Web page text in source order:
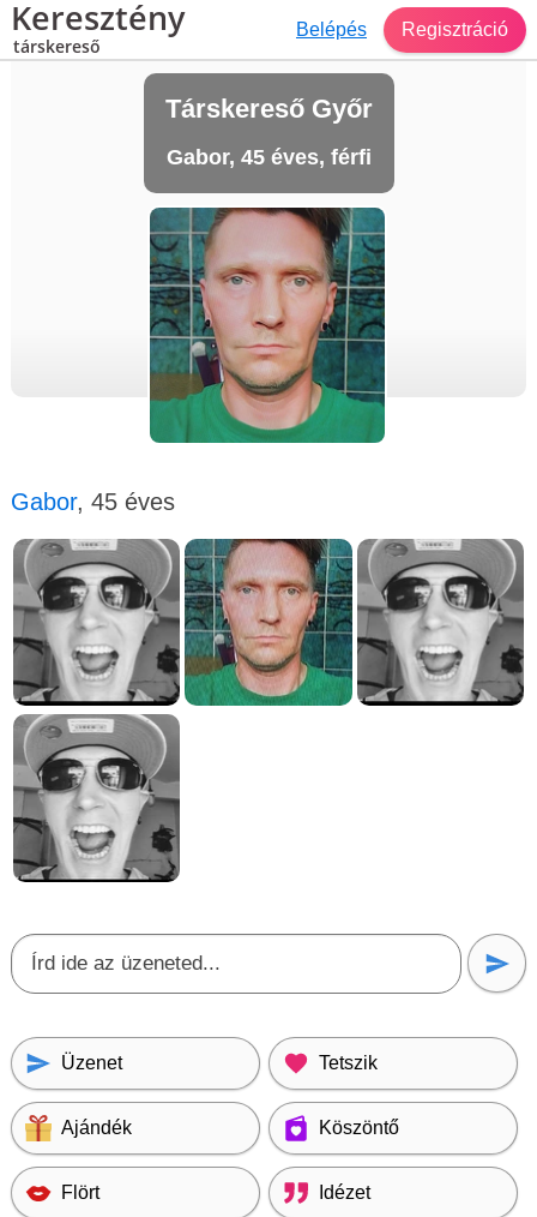
Keresztény
társkereső
Belépés Regisztráció
Társkereső Győr
Gabor, 45 éves, férfi
Gabor, 45 éves
Üzenet Tetszik
Ajándék Köszöntő
Flört Idézet